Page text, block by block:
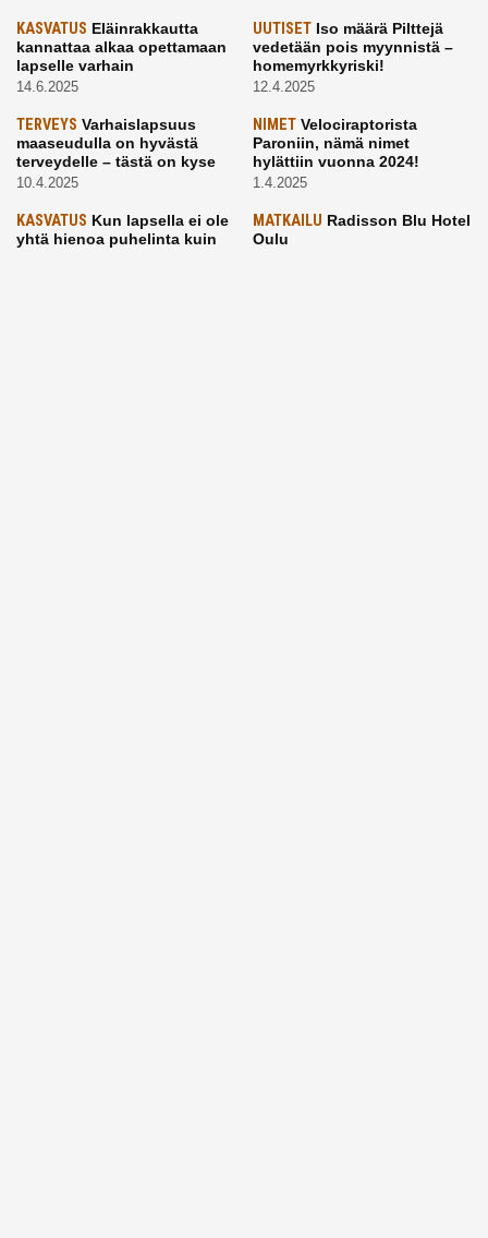
KASVATUS Eläinrakkautta
kannattaa alkaa opettamaan
lapselle varhain
14.6.2025
UUTISETIso määrä Pilttejä
vedetään pois myynnistä –
homemyrkkyriski!
12.4.2025
TERVEYS Varhaislapsuus
maaseudulla on hyvästä
terveydelle – tästä on kyse
10.4.2025
NIMETVelociraptorista
Paroniin, nämä nimet
hylättiin vuonna 2024!
1.4.2025
KASVATUS Kun lapsella ei ole
yhtä hienoa puhelinta kuin
MATKAILU Radisson Blu Hotel
Oulu